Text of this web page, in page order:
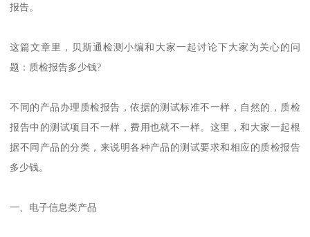
报告。
这篇文章里，贝斯通检测小编和大家一起讨论下大家为关心的问
题：质检报告多少钱?
不同的产品办理质检报告，依据的测试标准不一样，自然的，质检
报告中的测试项目不一样，费用也就不一样。这里，和大家一起根
据不同产品的分类，来说明各种产品的测试要求和相应的质检报告
多少钱。
一、电子信息类产品